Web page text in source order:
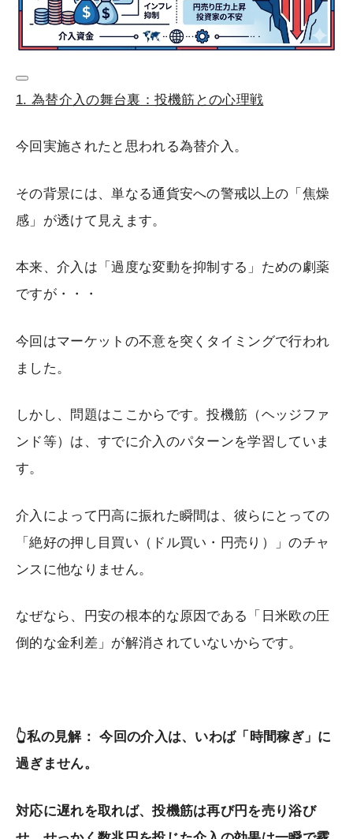
1. 為替介入の舞台裏：投機筋との心理戦
今回実施されたと思われる為替介入。
その背景には、単なる通貨安への警戒以上の「焦燥
感」が透けて見えます。
本来、介入は「過度な変動を抑制する」ための劇薬
ですが・・・
今回はマーケットの不意を突くタイミングで行われ
ました。
しかし、問題はここからです。投機筋（ヘッジファ
ンド等）は、すでに介入のパターンを学習していま
す。
介入によって円高に振れた瞬間は、彼らにとっての
「絶好の押し目買い（ドル買い・円売り）」のチャ
ンスに他なりません。
なぜなら、円安の根本的な原因である「日米欧の圧
倒的な金利差」が解消されていないからです。
👆私の見解： 今回の介入は、いわば「時間稼ぎ」に
過ぎません。
対応に遅れを取れば、投機筋は再び円を売り浴び